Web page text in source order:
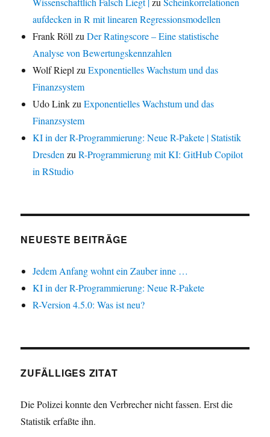
aufdecken in R mit linearen Regressionsmodellen
Frank Röll zuDer Ratingscore – Eine statistische
Analyse von Bewertungskennzahlen
Wolf Riepl zuExponentielles Wachstum und das
Finanzsystem
Udo LinkzuExponentielles Wachstum und das
Finanzsystem
KI in der R-Programmierung: Neue R-Pakete | Statistik
Dresden zuR-Programmierung mit KI: GitHub Copilot
in RStudio
NEUESTE BEITRÄGE
Jedem Anfang wohnt ein Zauber inne …
KI in der R-Programmierung: Neue R-Pakete
R-Version 4.5.0: Was ist neu?
ZUFÄLLIGES ZITAT
Die Polizei konnte den Verbrecher nicht fassen. Erst die
Statistik erfaßte ihn.